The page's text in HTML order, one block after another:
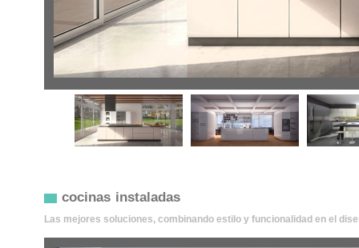
cocinas instaladas
Las mejores soluciones, combinando estilo y funcionalidad en el